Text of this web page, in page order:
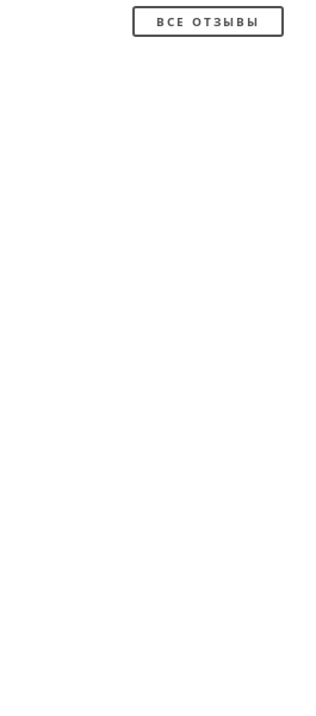
ВСЕ ОТЗЫВЫ